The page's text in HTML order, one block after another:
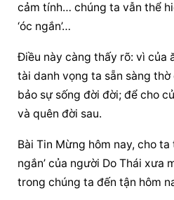
cảm tính… chúng ta vẫn thể
‘óc ngắn’…
Điều này càng thấy rõ: vì của
tài danh vọng ta sẵn sàng
bảo sự sống đời đời; để cho
và quên đời sau.
Bài Tin Mừng hôm nay, cho ta
ngắn’ của người Do Thái xưa
trong chúng ta đến tận hôm